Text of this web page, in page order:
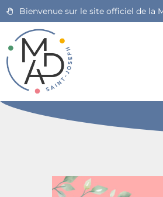
Bienvenue sur le site officiel de la